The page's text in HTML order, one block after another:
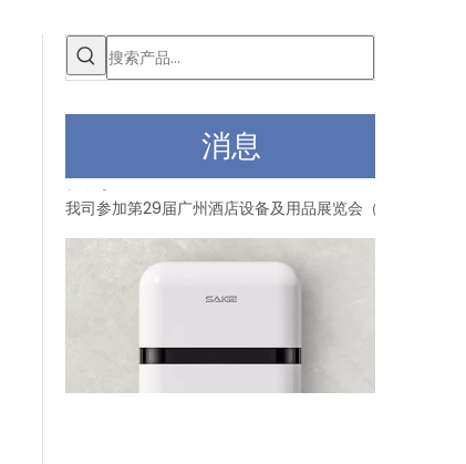
消息
我司参加第29届广州酒店设备及用品展览会（12月16日